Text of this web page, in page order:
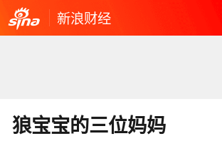
新浪财经
狼宝宝的三位妈妈